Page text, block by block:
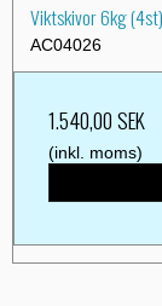
Viktskivor 6kg (4st)
AC04026
1.540,00 SEK
(inkl. moms)